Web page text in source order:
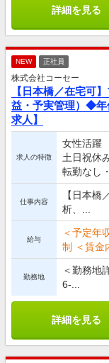
詳細を見る
NEW 正社員
株式会社コーセー
【日本橋／在宅可
益・予実管理）◆年
求人】
求人の特徴
女性活躍
土日祝休
転勤なし
仕事内容
【日本
析、...
給与
＜予定年
制 ＜賃金
勤務地
＜勤務地
6-...
詳細を見る